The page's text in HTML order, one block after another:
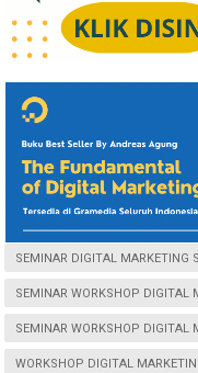
SEMINAR DIGITAL MARKETING
SEMINAR WORKSHOP DIGITAL
SEMINAR WORKSHOP DIGITAL
WORKSHOP DIGITAL